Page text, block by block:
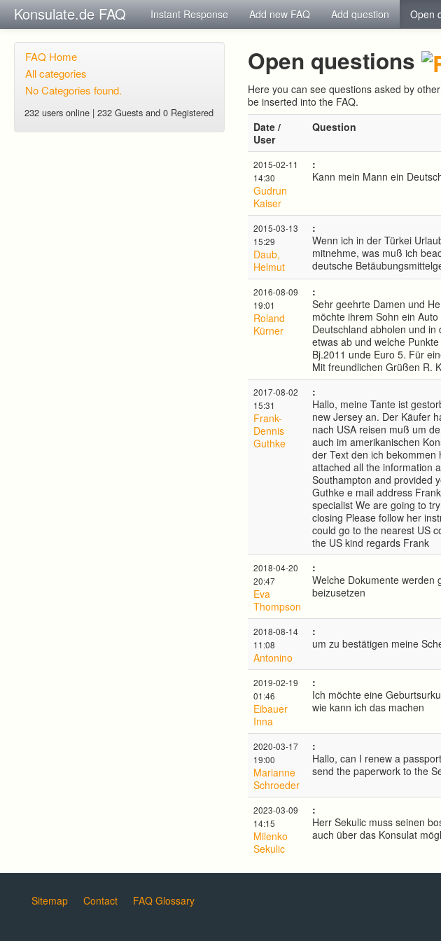
Konsulate.de FAQ Instant Response Add new FAQ Add question Open
FAQ Home
All categories
No Categories found.
232 users online | 232 Guests and 0 Registered
Open questions
Here you can see questions asked by
be inserted into the FAQ.
Date /
User
Question
2015-02-11
14:30
Gudrun
Kaiser
:
Kann mein Mann ein
2015-03-13
15:29
Daub,
Helmut
:
Wenn ich in der Türkei
mitnehme, was muß ich
deutsche
2016-08-09
19:01
Roland
Kürner
:
Sehr geehrte Damen und
möchte ihrem Sohn ein
Deutschland abholen und
etwas ab und welche
Bj.2011 unde Euro 5. Für
Mit freundlichen Grüßen R.
2017-08-02
15:31
Frank-
Dennis
Guthke
:
Hallo, meine Tante ist
new Jersey an. Der Käufer
nach USA reisen muß um
auch im amerikanischen
der Text den ich
attached all the information
Southampton and provided
Guthke e mail address
specialist We are going to
closing Please follow her
could go to the nearest US
the US kind regards Frank
2018-04-20
20:47
Eva
Thompson
:
Welche Dokumente werden
beizusetzen
2018-08-14
11:08
Antonino
:
um zu bestätigen meine
2019-02-19
01:46
Eibauer
Inna
:
Ich möchte eine
wie kann ich das machen
2020-03-17
19:00
Marianne
Schroeder
:
Hallo, can I renew a
send the paperwork to the
2023-03-09
14:15
Milenko
Sekulic
:
Herr Sekulic muss seinen
auch über das Konsulat
Sitemap Contact FAQ Glossary